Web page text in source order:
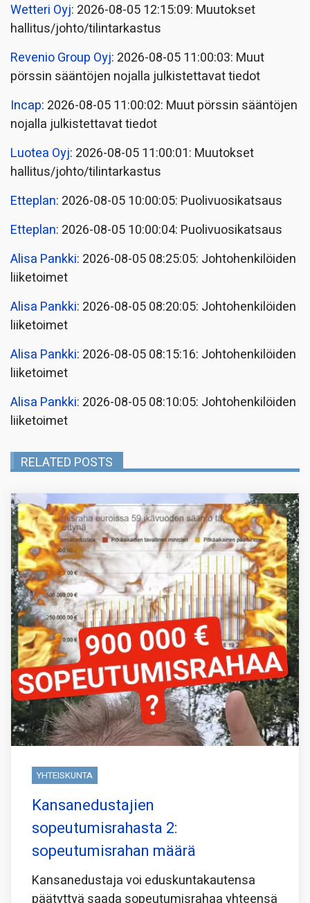
Wetteri Oyj: 2026-08-05 12:15:09: Muutokset
hallitus/johto/tilintarkastus
Revenio Group Oyj: 2026-08-05 11:00:03: Muut
pörssin sääntöjen nojalla julkistettavat tiedot
Incap: 2026-08-05 11:00:02: Muut pörssin sääntöjen
nojalla julkistettavat tiedot
Luotea Oyj: 2026-08-05 11:00:01: Muutokset
hallitus/johto/tilintarkastus
Etteplan: 2026-08-05 10:00:05: Puolivuosikatsaus
Etteplan: 2026-08-05 10:00:04: Puolivuosikatsaus
Alisa Pankki: 2026-08-05 08:25:05: Johtohenkilöiden
liiketoimet
Alisa Pankki: 2026-08-05 08:20:05: Johtohenkilöiden
liiketoimet
Alisa Pankki: 2026-08-05 08:15:16: Johtohenkilöiden
liiketoimet
Alisa Pankki: 2026-08-05 08:10:05: Johtohenkilöiden
liiketoimet
RELATED POSTS
YHTEISKUNTA
Kansanedustajien
sopeutumisrahasta 2:
sopeutumisrahan määrä
Kansanedustaja voi eduskuntakautensa